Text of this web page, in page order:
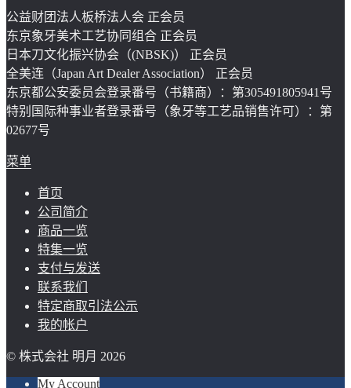
公益财团法人板桥法人会 正会员
东京象牙美术工艺协同组合 正会员
日本刀文化振兴协会（(NBSK)） 正会员
全美连（Japan Art Dealer Association） 正会员
东京都公安委员会登录番号（书籍商）：第305491805941号
特别国际种事业者登录番号（象牙等工艺品销售许可）：第
02677号
菜单
首页
公司简介
商品一览
特集一览
支付与发送
联系我们
特定商取引法公示
我的帐户
© 株式会社 明月 2026
My Account